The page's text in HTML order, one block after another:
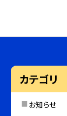
カテゴリ
お知らせ